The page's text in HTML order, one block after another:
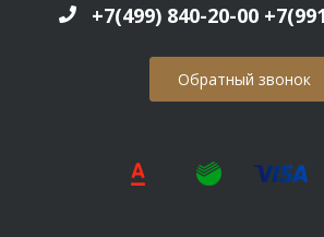
+7(499) 840-20-00
Обратный звонок